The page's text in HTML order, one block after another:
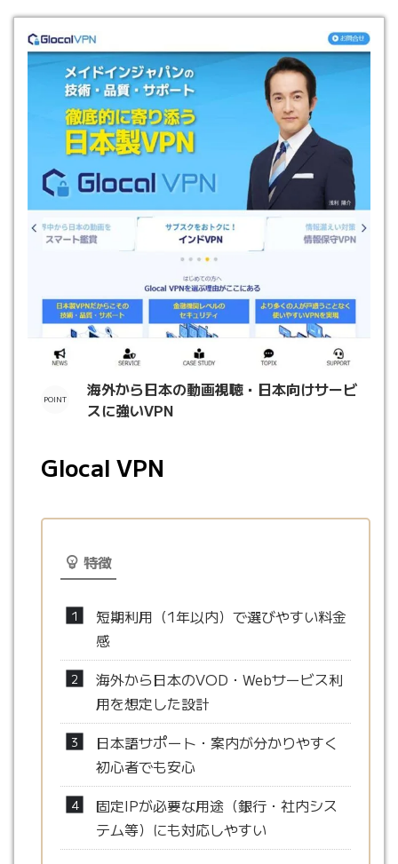
海外から日本の動画視聴・日本向けサービ
スに強いVPN
Glocal VPN
特徴
短期利用（1年以内）で選びやすい料金
感
海外から日本のVOD・Webサービス利
用を想定した設計
日本語サポート・案内が分かりやすく
初心者でも安心
固定IPが必要な用途（銀行・社内シス
テム等）にも対応しやすい